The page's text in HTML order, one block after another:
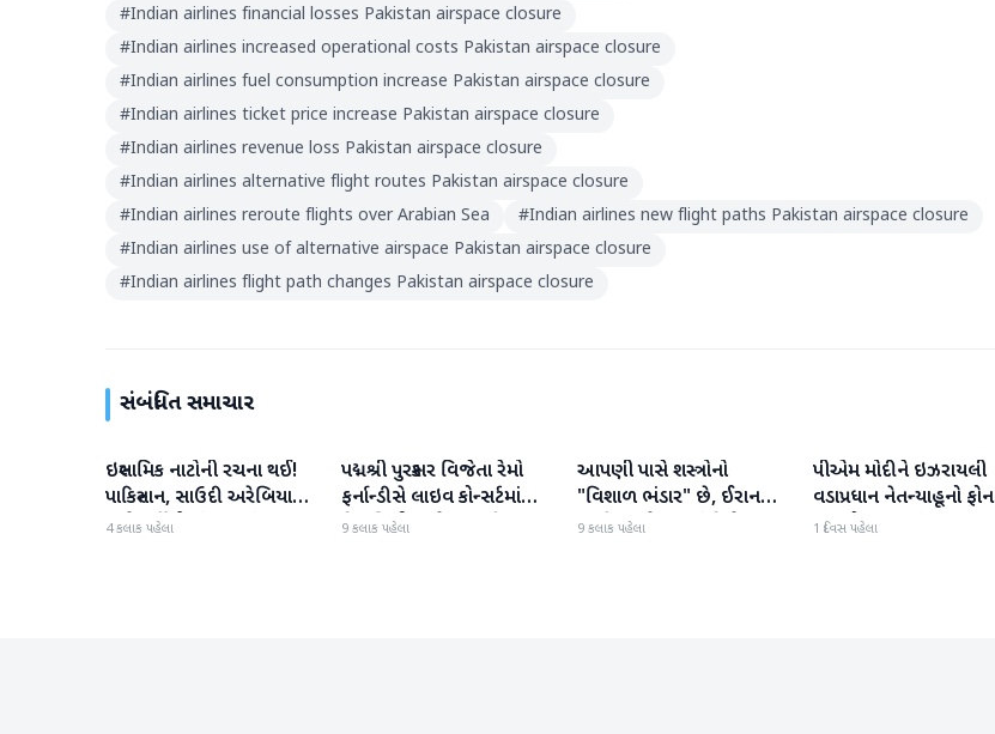
#Indian airlines financial losses Pakistan airspace closure
#Indian airlines increased operational costs Pakistan airspace closure
#Indian airlines fuel consumption increase Pakistan airspace closure
#Indian airlines ticket price increase Pakistan airspace closure
#Indian airlines revenue loss Pakistan airspace closure
#Indian airlines alternative flight routes Pakistan airspace closure
#Indian airlines reroute flights over Arabian Sea #Indian airlines new flight paths Pakistan airspace closure
#Indian airlines use of alternative airspace Pakistan airspace closure
#Indian airlines flight path changes Pakistan airspace closure
સંબંધિત સમાચાર
આંતરરાષ્ટ્રીય
ઇસ્લામિક નાટોની રચના થઈ!
પાકિસ્તાન, સાઉદી અરેબિયા
અને તુર્કીએ સંયુક્ત સંરક્ષણ
4 કલાક પહેલા
આંતરરાષ્ટ્રીય
પદ્મશ્રી પુરસ્કાર વિજેતા રેમો
ફર્નાન્ડીસે લાઇવ કોન્સર્ટમાંથી
નિવૃત્તિની જાહેરાત કરી
9 કલાક પહેલા
આંતરરાષ્ટ્રીય
આપણી પાસે શસ્ત્રોનો
"વિશાળ ભંડાર" છે, ઈરાન
"ગરીબ" છે, ટ્રમ્પનું નિવેદન
9 કલાક પહેલા
આંતરરાષ્ટ્રીય
પીએમ મોદીને ઇઝરાયલી
વડાપ્રધાન નેતન્યાહૂનો ફોન
આવ્યો
1 દિવસ પહેલા